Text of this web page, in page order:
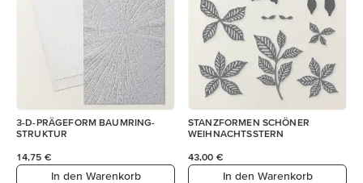
3-D-PRÄGEFORM BAUMRING-
STRUKTUR
14,75 €
In den Warenkorb
STANZFORMEN SCHÖNER
WEIHNACHTSSTERN
43,00 €
In den Warenkorb